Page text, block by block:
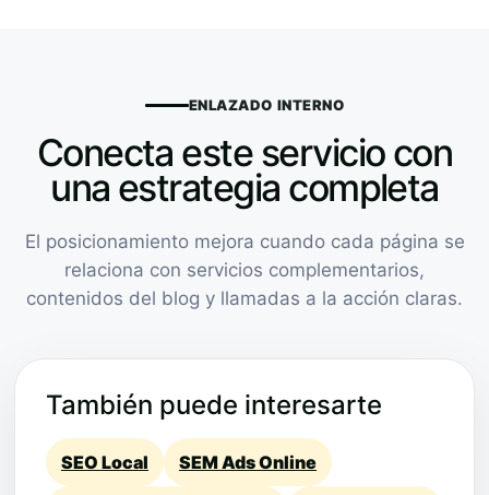
ENLAZADO INTERNO
Conecta este servicio con
una estrategia completa
El posicionamiento mejora cuando cada página se
relaciona con servicios complementarios,
contenidos del blog y llamadas a la acción claras.
También puede interesarte
SEO Local SEM Ads Online